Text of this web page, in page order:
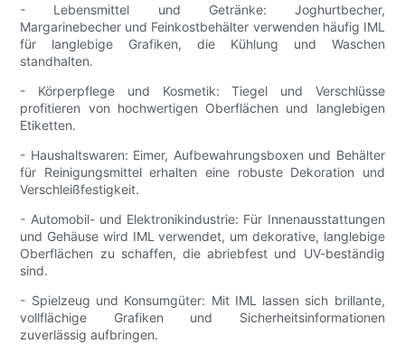
- Lebensmittel und Getränke: Joghurtbecher,
Margarinebecher und Feinkostbehälter verwenden häufig IML
für langlebige Grafiken, die Kühlung und Waschen
standhalten.
- Körperpflege und Kosmetik: Tiegel und Verschlüsse
profitieren von hochwertigen Oberflächen und langlebigen
Etiketten.
- Haushaltswaren: Eimer, Aufbewahrungsboxen und Behälter
für Reinigungsmittel erhalten eine robuste Dekoration und
Verschleißfestigkeit.
- Automobil- und Elektronikindustrie: Für Innenausstattungen
und Gehäuse wird IML verwendet, um dekorative, langlebige
Oberflächen zu schaffen, die abriebfest und UV-beständig
sind.
- Spielzeug und Konsumgüter: Mit IML lassen sich brillante,
vollflächige Grafiken und Sicherheitsinformationen
zuverlässig aufbringen.